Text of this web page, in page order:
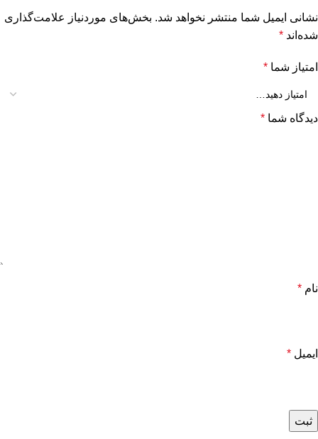
نشانی ایمیل شما منتشر نخواهد شد. بخش‌های موردنیاز علامت‌گذاری
شده‌اند *
امتیاز شما *
دیدگاه شما *
نام *
ایمیل *